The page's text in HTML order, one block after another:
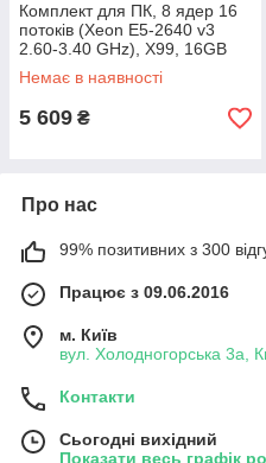
Комплект для ПК, 8 ядер 16
потоків (Xeon E5-2640 v3
2.60-3.40 GHz), X99, 16GB
DDR4, +кулер вежа
Немає в наявності
5 609 ₴
Про нас
99% позитивних з 300
Працює з 09.06.2016
м. Київ
вул. Холодногорська 3а,
Контакти
Сьогодні вихідний
Показати весь графік